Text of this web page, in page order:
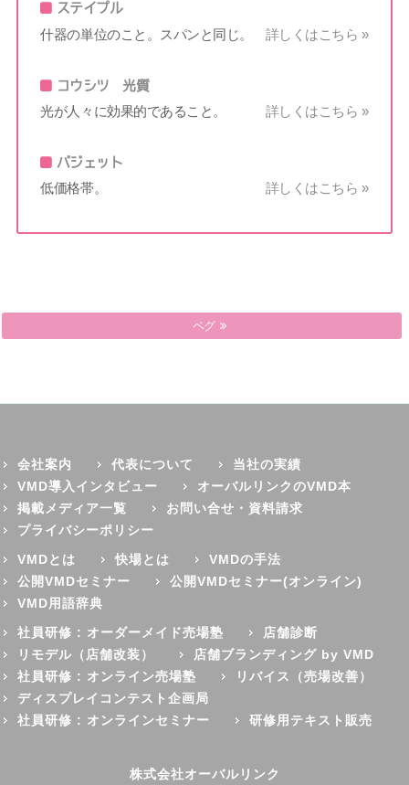
ステイプル
什器の単位のこと。スパンと同じ。 詳しくはこちら »
コウシツ 光質
光が人々に効果的であること。 詳しくはこちら »
バジェット
低価格帯。 詳しくはこちら »
プロモーションテーマ
ペグ
会社案内 代表について
当社の実績
VMD導入インタビュー
オーバルリンクのVMD本
掲載メディア一覧
お問い合せ・資料請求
プライバシーポリシー
VMDとは
快場とは
VMDの手法
公開VMDセミナー
公開VMDセミナー(オンライン)
VMD用語辞典
社員研修 : オーダーメイド売場塾
店舗診断
リモデル（店舗改装）
店舗ブランディング by VMD
社員研修 : オンライン売場塾
リバイス（売場改善）
ディスプレイコンテスト企画局
社員研修 : オンラインセミナー
研修用テキスト販売
株式会社オーバルリンク